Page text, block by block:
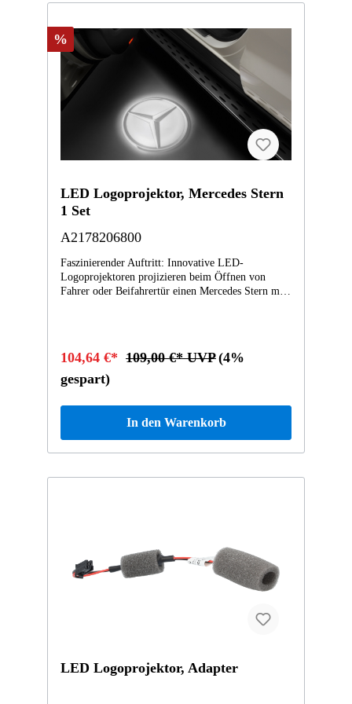
%
LED Logoprojektor, Mercedes Stern
1 Set
A2178206800
Faszinierender Auftritt: Innovative LED-
Logoprojektoren projizieren beim Öffnen von
Fahrer oder Beifahrertür einen Mercedes Stern mit
C118 / X118CLS C257E-Klasse A238 / C238S-
Klasse A217 / C217
104,64 €* 109,00 €* UVP(4%
gespart)
In den Warenkorb
LED Logoprojektor, Adapter